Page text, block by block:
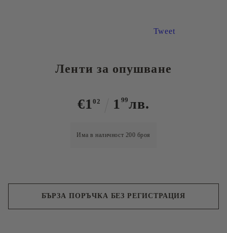
Tweet
Ленти за опушване
€102 1 99лв.
Има в наличност 200 броя
БЪРЗА ПОРЪЧКА БЕЗ РЕГИСТРАЦИЯ